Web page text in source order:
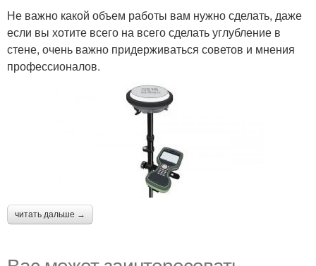
Не важно какой объем работы вам нужно сделать, даже
если вы хотите всего на всего сделать углубление в
стене, очень важно придерживаться советов и мнения
профессионалов.
читать дальше →